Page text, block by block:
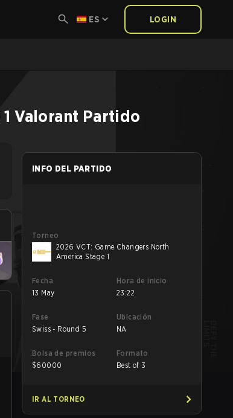
ES LOGIN
Valorant Partido
INFO DEL PARTIDO
Torneo
2026 VCT: Game Changers North
America Stage 1
Fecha
13 May
Hora de inicio
23:22
Fase
Swiss - Round 5
Ubicación
NA
Bolsa de premios
$60000
Formato
Best of 3
IR AL TORNEO